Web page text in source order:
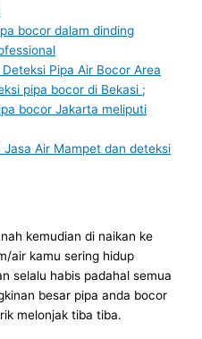
bocor dalam dinding
Pipa Air Bocor Area
pipa bocor di Bekasi ;
bocor Jakarta meliputi
Jasa Air Mampet dan deteksi
kemudian di naikan ke
air kamu sering hidup
selalu habis padahal semua
besar pipa anda bocor
melonjak tiba tiba.